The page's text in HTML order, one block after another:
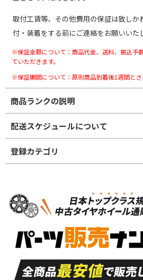
取付工賃等、その他費用の保証は致しか
付・装着をする前にご連絡をお願いいた
※保証金額について：商品代金、送料、振込手
ていただきます。
※保証期間について：原則商品到着後1週間とさ
商品ランクの説明
※商品ランクは出品者の主観により判断
かじめご了承ください
ホイールランク
S
品）
S
A
走行距離も少なく、
目立つ傷もほとんど
ない中古品
A
配送スケジュールについて
登録カテゴリ
タイヤホイールセット